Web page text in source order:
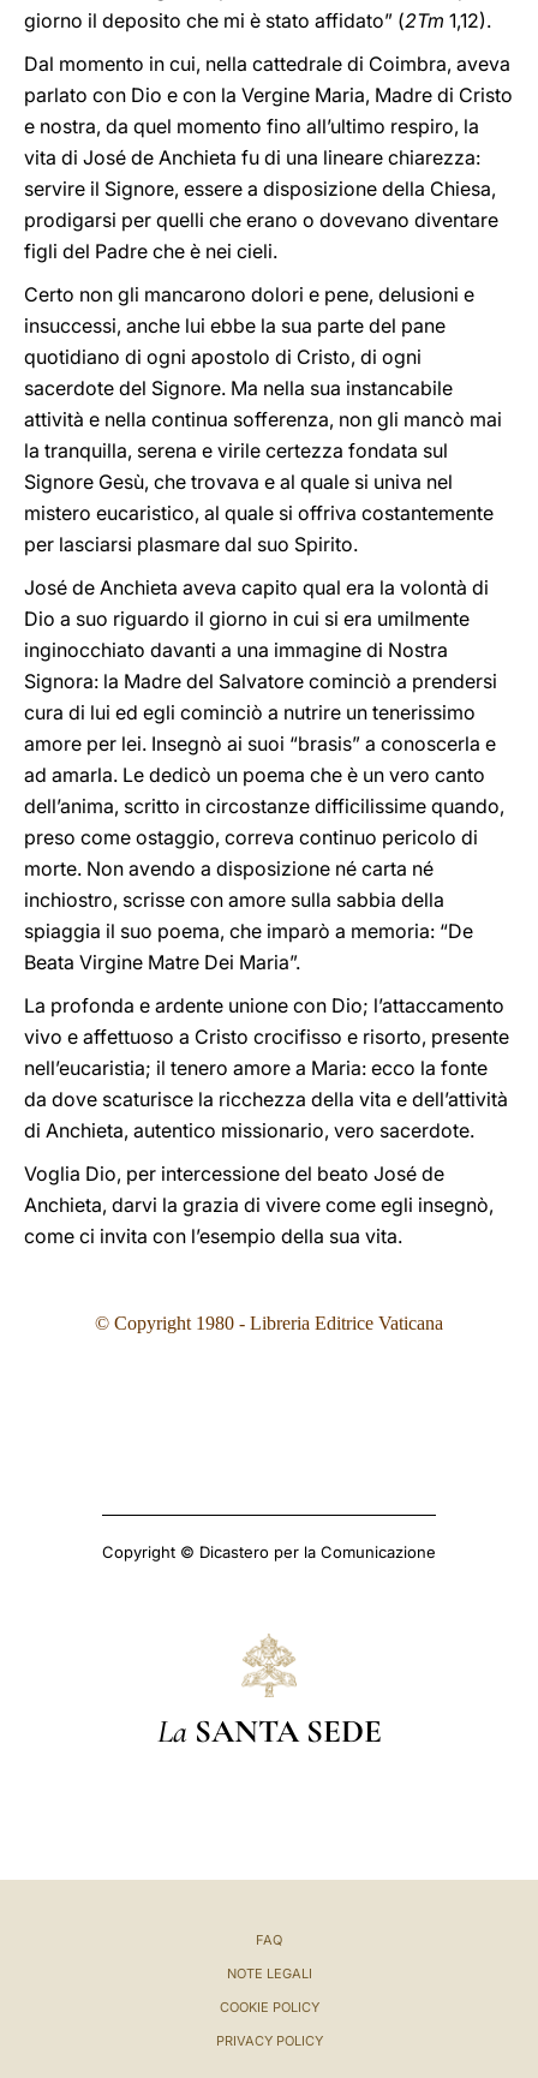
giorno il deposito che mi è stato affidato” (2Tm 1,12).
Dal momento in cui, nella cattedrale di Coimbra, aveva
parlato con Dio e con la Vergine Maria, Madre di Cristo
e nostra, da quel momento fino all’ultimo respiro, la
vita di José de Anchieta fu di una lineare chiarezza:
servire il Signore, essere a disposizione della Chiesa,
prodigarsi per quelli che erano o dovevano diventare
figli del Padre che è nei cieli.
Certo non gli mancarono dolori e pene, delusioni e
insuccessi, anche lui ebbe la sua parte del pane
quotidiano di ogni apostolo di Cristo, di ogni
sacerdote del Signore. Ma nella sua instancabile
attività e nella continua sofferenza, non gli mancò mai
la tranquilla, serena e virile certezza fondata sul
Signore Gesù, che trovava e al quale si univa nel
mistero eucaristico, al quale si offriva costantemente
per lasciarsi plasmare dal suo Spirito.
José de Anchieta aveva capito qual era la volontà di
Dio a suo riguardo il giorno in cui si era umilmente
inginocchiato davanti a una immagine di Nostra
Signora: la Madre del Salvatore cominciò a prendersi
cura di lui ed egli cominciò a nutrire un tenerissimo
amore per lei. Insegnò ai suoi “brasis” a conoscerla e
ad amarla. Le dedicò un poema che è un vero canto
dell’anima, scritto in circostanze difficilissime quando,
preso come ostaggio, correva continuo pericolo di
morte. Non avendo a disposizione né carta né
inchiostro, scrisse con amore sulla sabbia della
spiaggia il suo poema, che imparò a memoria: “De
Beata Virgine Matre Dei Maria”.
La profonda e ardente unione con Dio; l’attaccamento
vivo e affettuoso a Cristo crocifisso e risorto, presente
nell’eucaristia; il tenero amore a Maria: ecco la fonte
da dove scaturisce la ricchezza della vita e dell’attività
di Anchieta, autentico missionario, vero sacerdote.
Voglia Dio, per intercessione del beato José de
Anchieta, darvi la grazia di vivere come egli insegnò,
come ci invita con l’esempio della sua vita.
© Copyright 1980 - Libreria Editrice Vaticana
Copyright © Dicastero per la Comunicazione
La SANTA SEDE
FAQ
NOTE LEGALI
COOKIE POLICY
PRIVACY POLICY